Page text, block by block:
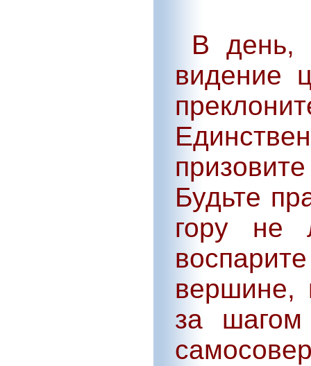
В день,
видение
Будьте
гору не
вершине,
за шагом